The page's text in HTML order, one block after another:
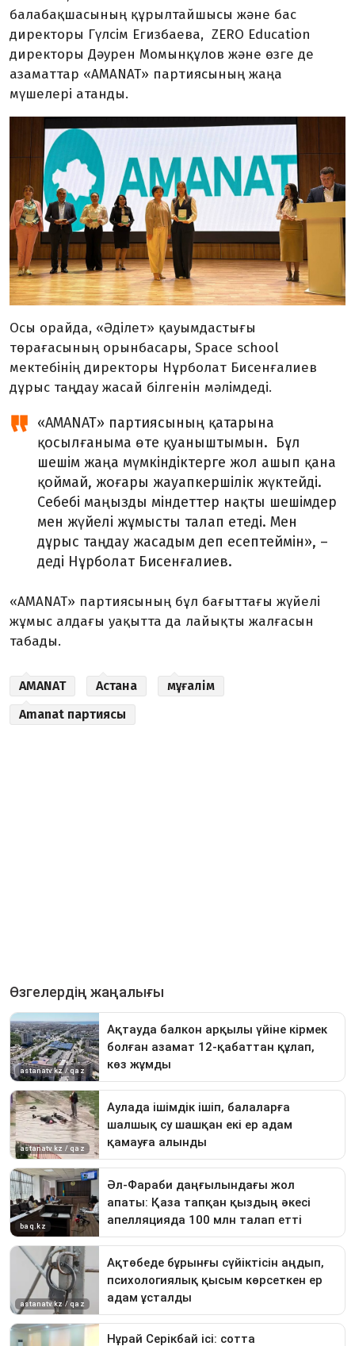
балабақшасының құрылтайшысы және бас
директоры Гүлсім Егизбаева, ZERO Education
директоры Дәурен Момынқұлов және өзге де
азаматтар «AMANAT» партиясының жаңа
мүшелері атанды.
Осы орайда, «Әділет» қауымдастығы
төрағасының орынбасары, Space school
мектебінің директоры Нұрболат Бисенғалиев
дұрыс таңдау жасай білгенін мәлімдеді.
«AMANAT» партиясының қатарына
қосылғаныма өте қуаныштымын. Бұл
шешім жаңа мүмкіндіктерге жол ашып қана
қоймай, жоғары жауапкершілік жүктейді.
Себебі маңызды міндеттер нақты шешімдер
мен жүйелі жұмысты талап етеді. Мен
дұрыс таңдау жасадым деп есептеймін», –
деді Нұрболат Бисенғалиев.
«AMANAT» партиясының бұл бағыттағы жүйелі
жұмыс алдағы уақытта да лайықты жалғасын
табады.
AMANAT Астана
мұғалім
Amanat партиясы